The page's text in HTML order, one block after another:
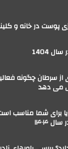
پوست در خانه و
1404
سرطان چگونه
می دهد
برای شما مناسب
۱۴۰۴